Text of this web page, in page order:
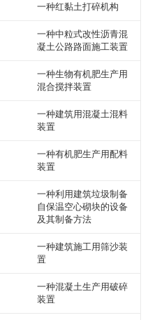
一种红黏土打碎机构
一种中粒式改性沥青混
凝土公路路面施工装置
一种生物有机肥生产用
混合搅拌装置
一种建筑用混凝土混料
装置
一种有机肥生产用配料
装置
一种利用建筑垃圾制备
自保温空心砌块的设备
及其制备方法
一种建筑施工用筛沙装
置
一种混凝土生产用破碎
装置